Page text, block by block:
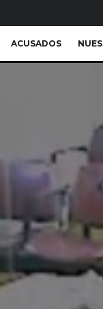
ACUSADOS